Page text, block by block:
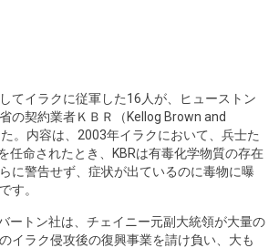
てイラクに従軍した16人が、ヒューストン
の契約業者ＫＢＲ（Kellog Brown and
。内容は、2003年イラクにおいて、兵士た
任命されたとき、KBRは有毒化学物質の存在
に警告せず、症状が出ているのに毒物に曝
す。
ートン社は、チェイニー元副大統領が大量の
イラク侵攻後の復興事業を請け負い、大も